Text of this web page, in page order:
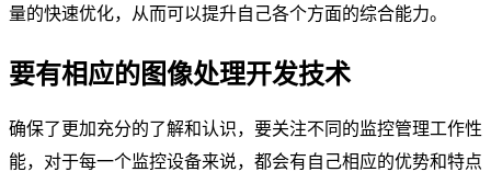
量的快速优化，从而可以提升自己各个方面的综合能力。
要有相应的图像处理开发技术
确保了更加充分的了解和认识，要关注不同的监控管理工作性
能，对于每一个监控设备来说，都会有自己相应的优势和特点